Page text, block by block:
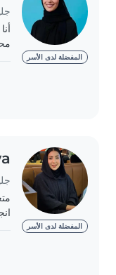
المفضلة لدى الأسر
المفضلة لدى الأسر